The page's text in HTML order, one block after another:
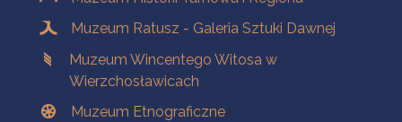
Muzeum Ratusz - Galeria Sztuki Dawnej
Muzeum Wincentego Witosa w
Wierzchosławicach
Muzeum Etnograficzne